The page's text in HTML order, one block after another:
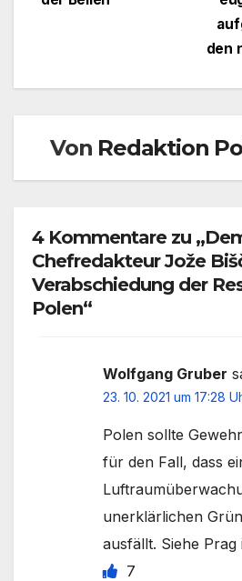
den
Von Redaktion
4 Kommentare zu
Chefredakteur Jože
Verabschiedung der
Polen“
Wolfgang Gruber
23. 10. 2021 um 17:28
Polen sollte
für den Fall, dass
unerklärlichen
ausfällt. Siehe
7